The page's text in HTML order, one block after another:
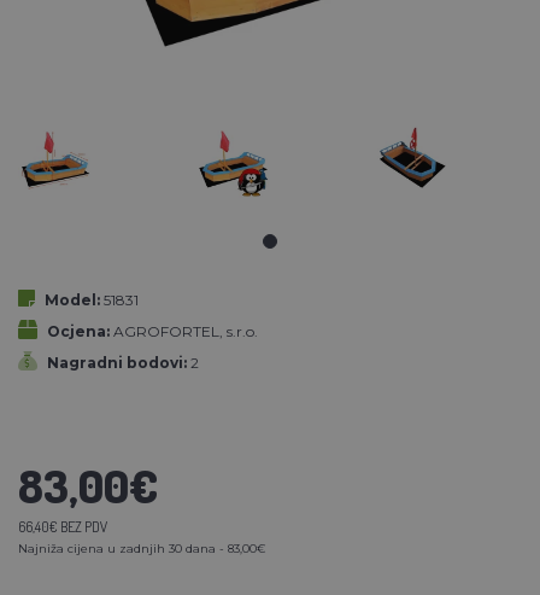
Model: 51831
Ocjena: AGROFORTEL, s.r.o.
Nagradni bodovi: 2
83,00€
66,40€ BEZ PDV
Najniža cijena u zadnjih 30 dana - 83,00€